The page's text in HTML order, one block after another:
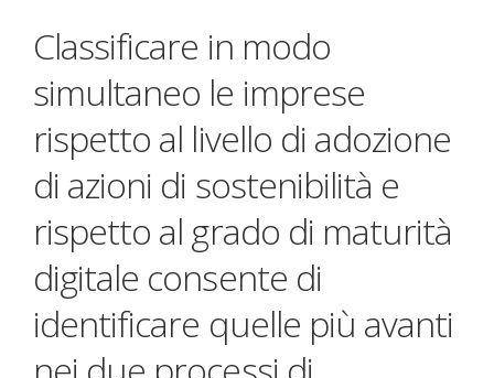
Classificare in modo
simultaneo le imprese
rispetto al livello di adozione
di azioni di sostenibilità e
rispetto al grado di maturità
digitale consente di
identificare quelle più avanti